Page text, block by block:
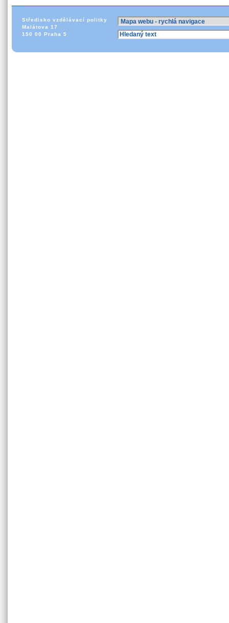
Středisko vzdělávací politky
Malátova 17
150 00 Praha 5